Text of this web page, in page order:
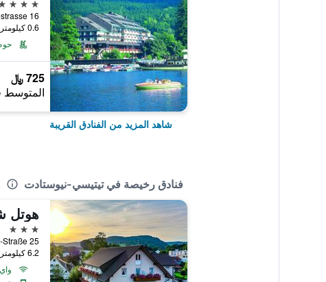
0.6 كيلومتر عن وسط المدينة
725 ﷼
المتوسط
شاهد المزيد من الفنادق القريبة
فنادق رخيصة في تيتيسي-نيوستادت
هوتل
3 نجوم
6.2 كيلومتر عن وسط المدينة